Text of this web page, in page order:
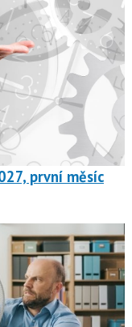
první měsíc